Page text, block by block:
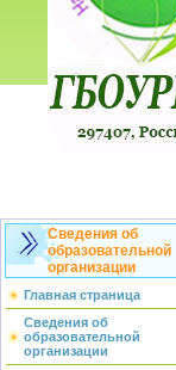
Сведения об
образовательной
организации
Главная страница
Сведения об
образовательной
организации